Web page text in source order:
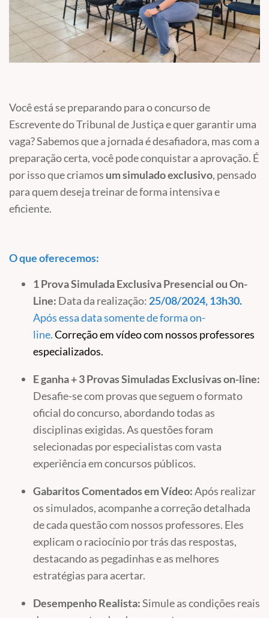
Você está se preparando para o concurso de
Escrevente do Tribunal de Justiça e quer garantir uma
vaga? Sabemos que a jornada é desafiadora, mas com a
preparação certa, você pode conquistar a aprovação. É
por isso que criamos um simulado exclusivo, pensado
para quem deseja treinar de forma intensiva e
eficiente.
O que oferecemos:
1 Prova Simulada Exclusiva Presencial ou On-
Line: Data da realização: 25/08/2024, 13h30.
Após essa data somente de forma on-
line.Correção em vídeo com nossos professores
especializados.
E ganha + 3 Provas Simuladas Exclusivas on-line:
Desafie-se com provas que seguem o formato
oficial do concurso, abordando todas as
disciplinas exigidas. As questões foram
selecionadas por especialistas com vasta
experiência em concursos públicos.
Gabaritos Comentados em Vídeo:Após realizar
os simulados, acompanhe a correção detalhada
de cada questão com nossos professores. Eles
explicam o raciocínio por trás das respostas,
destacando as pegadinhas e as melhores
estratégias para acertar.
Desempenho Realista:Simule as condições reais